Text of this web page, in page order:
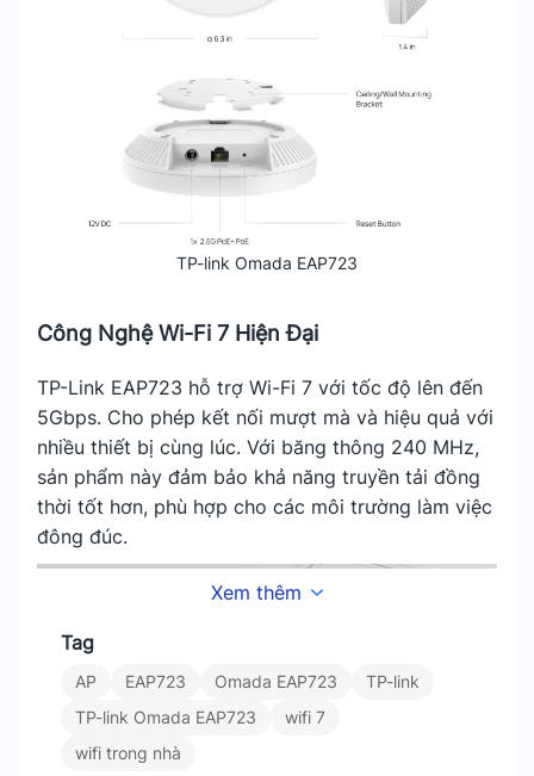
TP-link Omada EAP723
Công Nghệ Wi-Fi 7 Hiện Đại
TP-Link EAP723 hỗ trợ Wi-Fi 7 với tốc độ lên đến
5Gbps. Cho phép kết nối mượt mà và hiệu quả với
nhiều thiết bị cùng lúc. Với băng thông 240 MHz,
sản phẩm này đảm bảo khả năng truyền tải đồng
thời tốt hơn, phù hợp cho các môi trường làm việc
đông đúc.
Xem thêm
Tag
AP EAP723 Omada EAP723
TP-link
TP-link Omada EAP723
wifi 7
wifi trong nhà